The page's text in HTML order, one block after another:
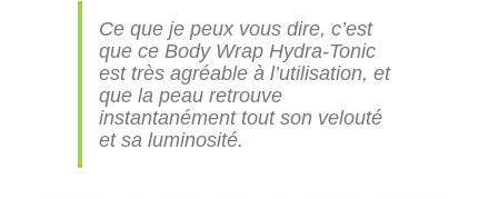
Ce que je peux vous dire, c’est
que ce Body Wrap Hydra-Tonic
est très agréable à l’utilisation, et
que la peau retrouve
instantanément tout son velouté
et sa luminosité.